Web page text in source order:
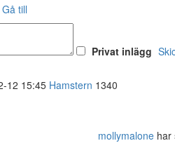
Gå till
Privat inlägg
12 15:45 Hamstern 1340
mollymalone har